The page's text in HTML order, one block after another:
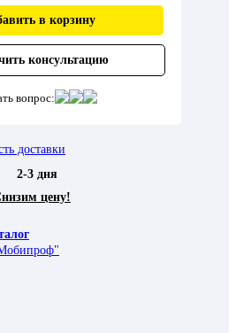
в корзину
консультацию
вопрос:
доставки
2-3 дня
цену!